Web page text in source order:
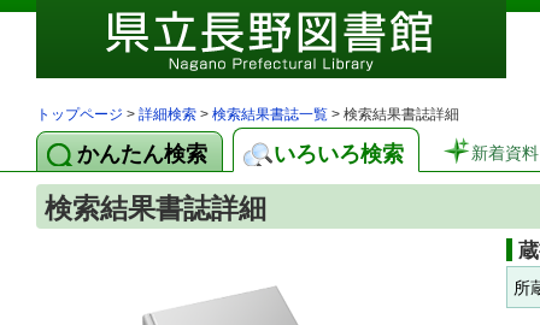
トップページ > 詳細検索 > 検索結果書誌一覧 > 検索結果書誌詳細
かんたん検索 いろいろ検索 新着資料
検索結果書誌詳細
所